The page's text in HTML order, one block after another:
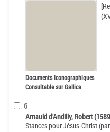
Documents iconographiques
Consultable sur Gallica
6
Arnauld d'Andilly, Robert
Stances pour Jésus-Christ